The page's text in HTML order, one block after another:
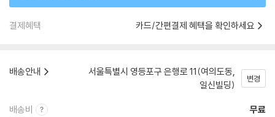
결제혜택 카드/간편결제 혜택을 확인하세요
배송안내
서울특별시 영등포구 은행로 11(여의도동,
일신빌딩)
변경
배송비 무료